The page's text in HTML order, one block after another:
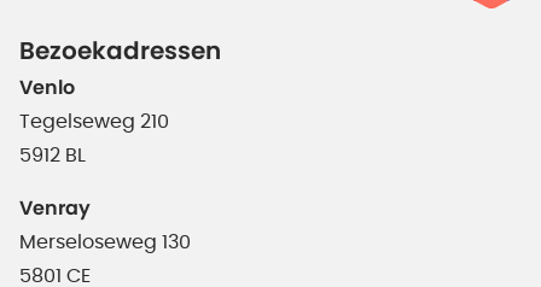
Bezoekadressen
Venlo
Tegelseweg 210
5912 BL
Venray
Merseloseweg 130
5801 CE